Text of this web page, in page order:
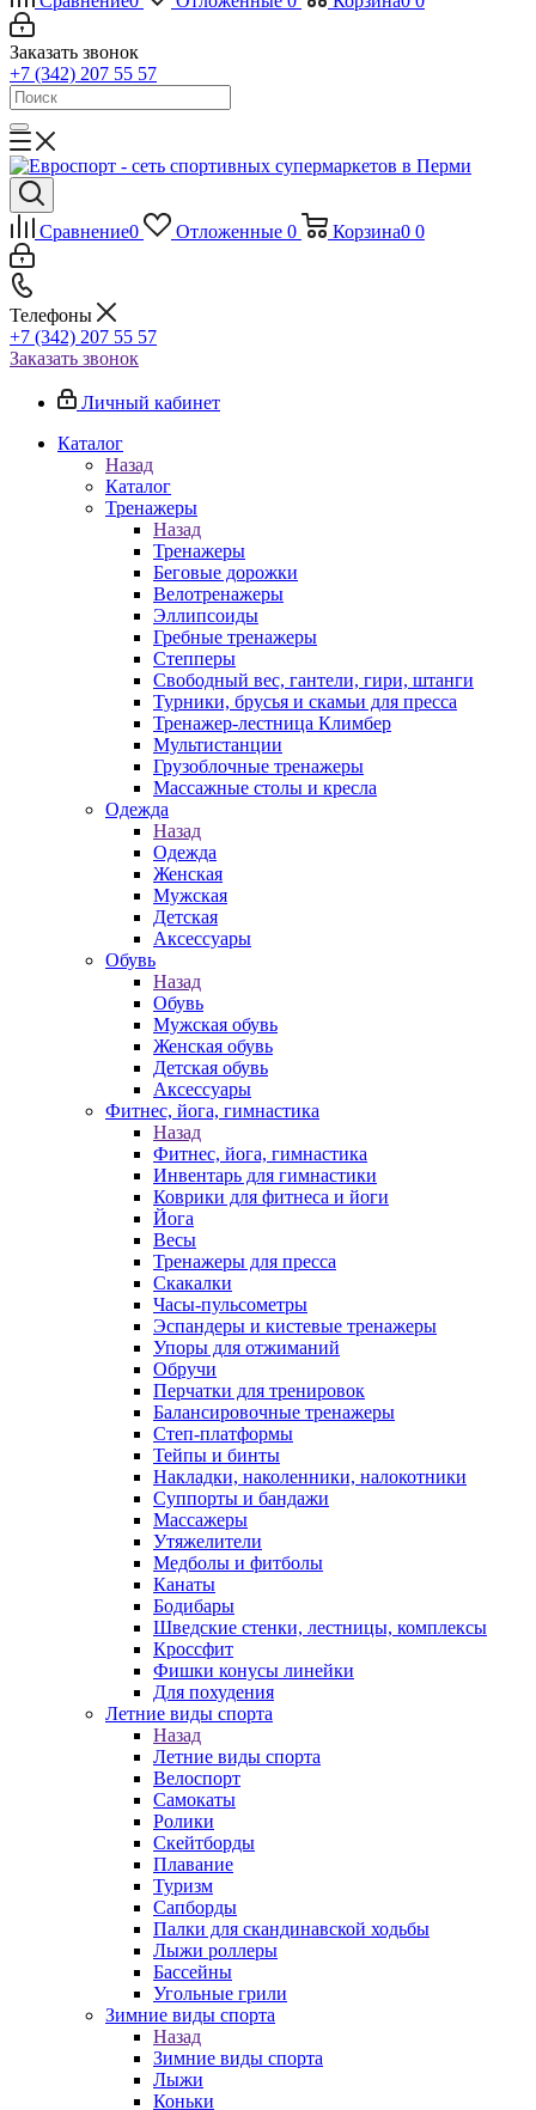
Заказать звонок
+7 (342) 207 55 57
Сравнение0 Отложенные 0 Корзина0 0
Телефоны
+7 (342) 207 55 57
Заказать звонок
Личный кабинет
Каталог
Назад
Каталог
Тренажеры
Назад
Тренажеры
Беговые дорожки
Велотренажеры
Эллипсоиды
Гребные тренажеры
Степперы
Свободный вес, гантели, гири, штанги
Турники, брусья и скамьи для пресса
Тренажер-лестница Климбер
Мультистанции
Грузоблочные тренажеры
Массажные столы и кресла
Одежда
Назад
Одежда
Женская
Мужская
Детская
Аксессуары
Обувь
Назад
Обувь
Мужская обувь
Женская обувь
Детская обувь
Аксессуары
Фитнес, йога, гимнастика
Назад
Фитнес, йога, гимнастика
Инвентарь для гимнастики
Коврики для фитнеса и йоги
Йога
Весы
Тренажеры для пресса
Скакалки
Часы-пульсометры
Эспандеры и кистевые тренажеры
Упоры для отжиманий
Обручи
Перчатки для тренировок
Балансировочные тренажеры
Степ-платформы
Тейпы и бинты
Накладки, наколенники, налокотники
Суппорты и бандажи
Массажеры
Утяжелители
Медболы и фитболы
Канаты
Бодибары
Шведские стенки, лестницы, комплексы
Кроссфит
Фишки конусы линейки
Для похудения
Летние виды спорта
Назад
Летние виды спорта
Велоспорт
Самокаты
Ролики
Скейтборды
Плавание
Туризм
Сапборды
Палки для скандинавской ходьбы
Лыжи роллеры
Бассейны
Угольные грили
Зимние виды спорта
Назад
Зимние виды спорта
Лыжи
Коньки